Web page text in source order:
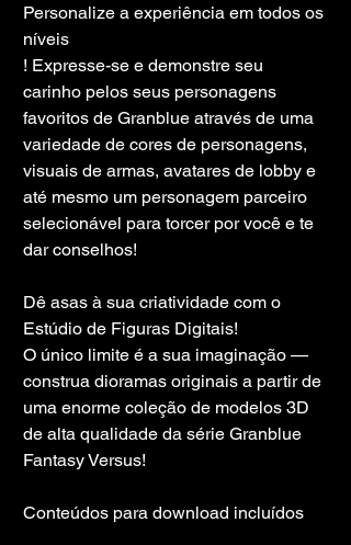
Personalize a experiência em todos os
níveis
! Expresse-se e demonstre seu
carinho pelos seus personagens
favoritos de Granblue através de uma
variedade de cores de personagens,
visuais de armas, avatares de lobby e
até mesmo um personagem parceiro
selecionável para torcer por você e te
dar conselhos!
Dê asas à sua criatividade com o
Estúdio de Figuras Digitais!
O único limite é a sua imaginação —
construa dioramas originais a partir de
uma enorme coleção de modelos 3D
de alta qualidade da série Granblue
Fantasy Versus!
Conteúdos para download incluídos